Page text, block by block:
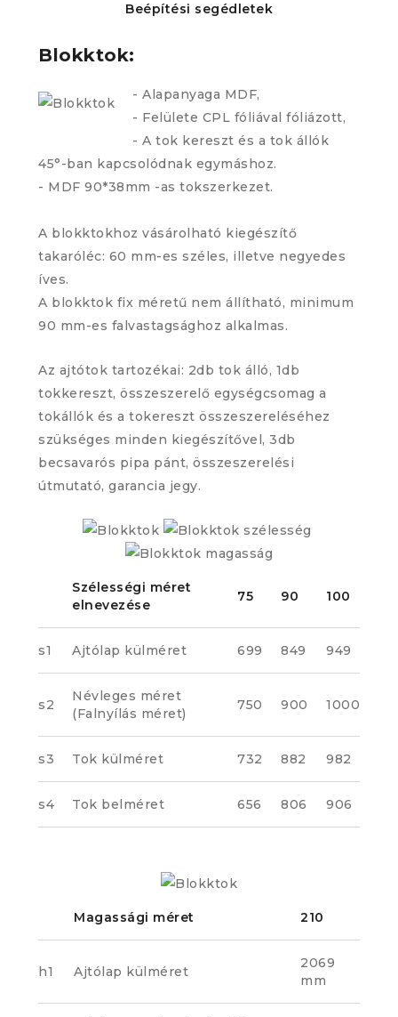
Beépítési segédletek
Blokktok:
- Alapanyaga MDF,
- Felülete CPL fóliával fóliázott,
- A tok kereszt és a tok állók
45°-ban kapcsolódnak egymáshoz.
- MDF 90*38mm -as tokszerkezet.
A blokktokhoz vásárolható kiegészítő
takaróléc: 60 mm-es széles, illetve negyedes
íves.
A blokktok fix méretű nem állítható, minimum
90 mm-es falvastagsághoz alkalmas.
Az ajtótok tartozékai: 2db tok álló, 1db
tokkereszt, összeszerelő egységcsomag a
tokállók és a tokereszt összeszereléséhez
szükséges minden kiegészítővel, 3db
becsavarós pipa pánt, összeszerelési
útmutató, garancia jegy.
Szélességi méret
elnevezése
75 90 100
s1 Ajtólap külméret 699 849 949
s2
Névleges méret
(Falnyílás méret)
750 900 1000
s3 Tok külméret 732 882 982
s4 Tok belméret 656 806 906
Magassági méret 210
h1 Ajtólap külméret
2069
mm